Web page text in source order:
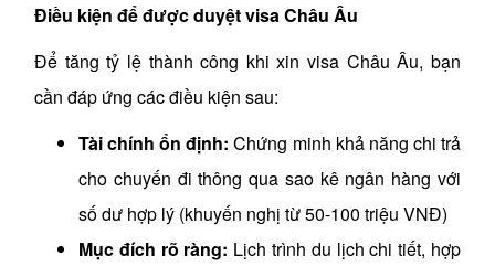
Điều kiện để được duyệt visa Châu Âu
Để tăng tỷ lệ thành công khi xin visa Châu Âu, bạn
cần đáp ứng các điều kiện sau:
Tài chính ổn định: Chứng minh khả năng chi trả
cho chuyến đi thông qua sao kê ngân hàng với
số dư hợp lý (khuyến nghị từ 50-100 triệu VNĐ)
Mục đích rõ ràng: Lịch trình du lịch chi tiết, hợp